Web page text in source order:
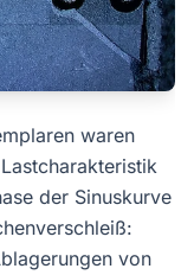
waren
der Sinuskurve
von